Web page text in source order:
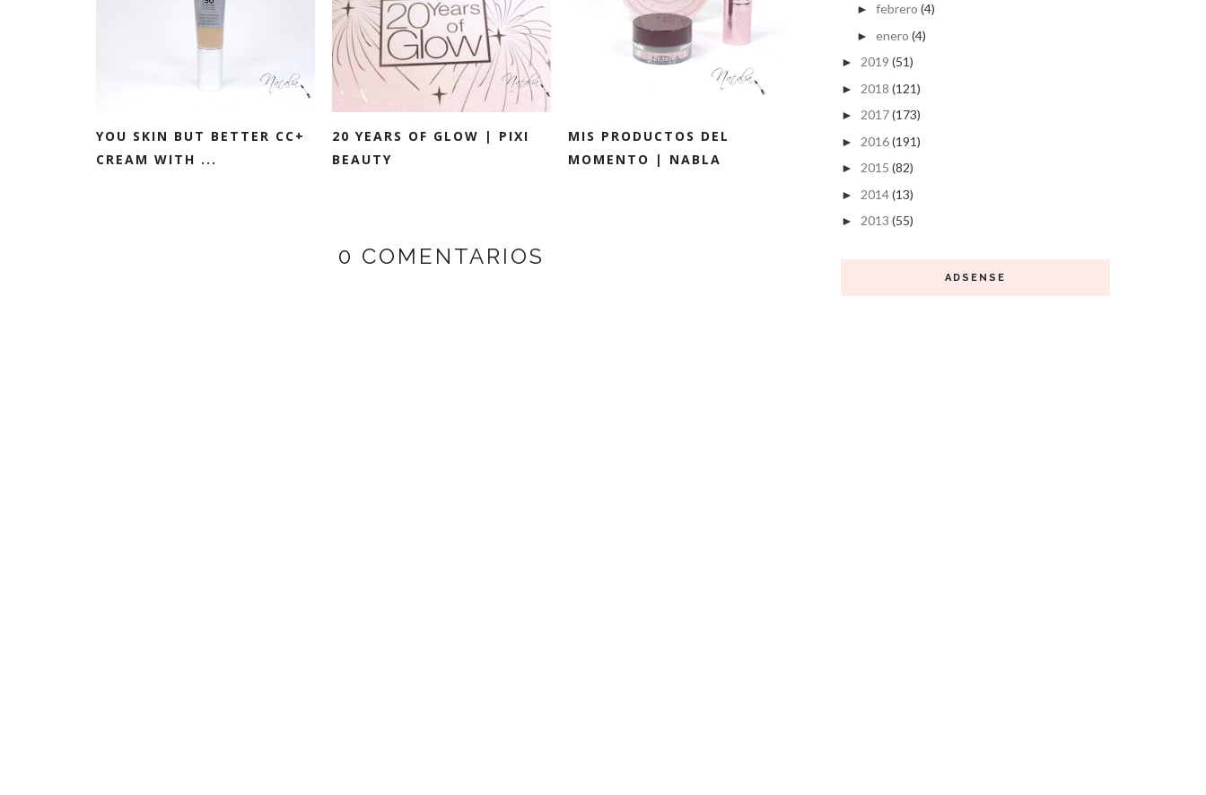
YOU SKIN BUT BETTER CC+
CREAM WITH ...
20 YEARS OF GLOW | PIXI
BEAUTY
MIS PRODUCTOS DEL
MOMENTO | NABLA
0 COMENTARIOS
► febrero (4)
► enero (4)
► 2019 (51)
► 2018 (121)
► 2017(173)
► 2016(191)
► 2015 (82)
► 2014(13)
► 2013 (55)
ADSENSE